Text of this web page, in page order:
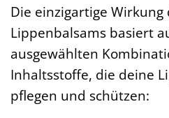
Die einzigartige Wirkung
Lippenbalsams basiert
ausgewählten
Inhaltsstoffe, die deine
pflegen und schützen: